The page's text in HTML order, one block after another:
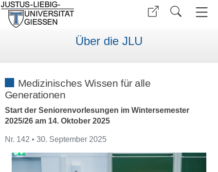
Über die JLU
Medizinisches Wissen für alle
Generationen
Start der Seniorenvorlesungen im Wintersemester
2025/26 am 14. Oktober 2025
Nr. 142 • 30. September 2025